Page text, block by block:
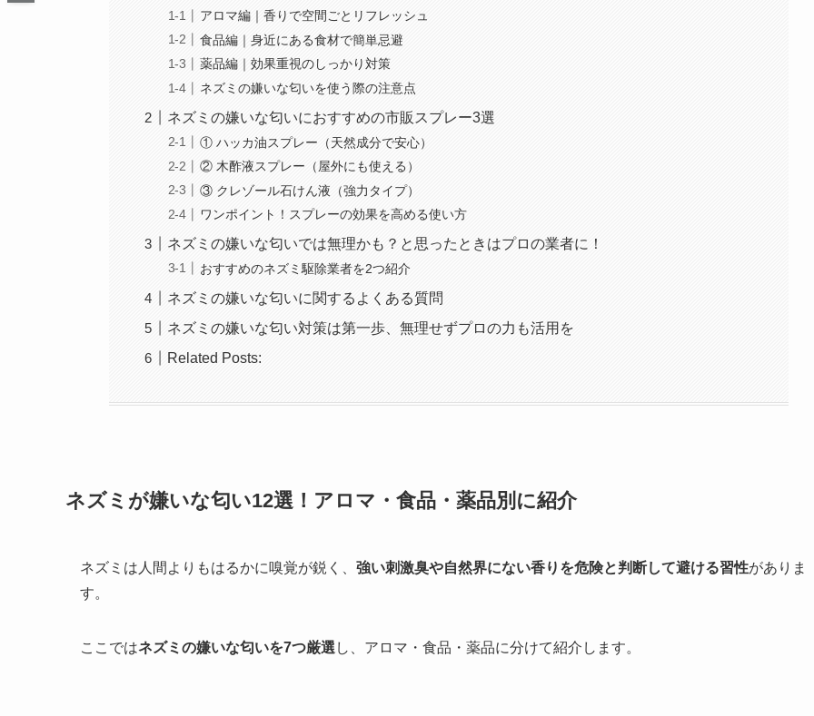
アロマ編｜香りで空間ごとリフレッシュ
食品編｜身近にある食材で簡単忌避
薬品編｜効果重視のしっかり対策
ネズミの嫌いな匂いを使う際の注意点
ネズミの嫌いな匂いにおすすめの市販スプレー3選
① ハッカ油スプレー（天然成分で安心）
② 木酢液スプレー（屋外にも使える）
③ クレゾール石けん液（強力タイプ）
ワンポイント！スプレーの効果を高める使い方
ネズミの嫌いな匂いでは無理かも？と思ったときはプロの業者に！
おすすめのネズミ駆除業者を2つ紹介
ネズミの嫌いな匂いに関するよくある質問
ネズミの嫌いな匂い対策は第一歩、無理せずプロの力も活用を
Related Posts:
ネズミが嫌いな匂い12選！アロマ・食品・薬品別に紹介
ネズミは人間よりもはるかに嗅覚が鋭く、 強い刺激臭や自然界にない香りを危険と判断して避ける習性がありま
す。
ここではネズミの嫌いな匂いを7つ厳選 し、アロマ・食品・薬品に分けて紹介します。